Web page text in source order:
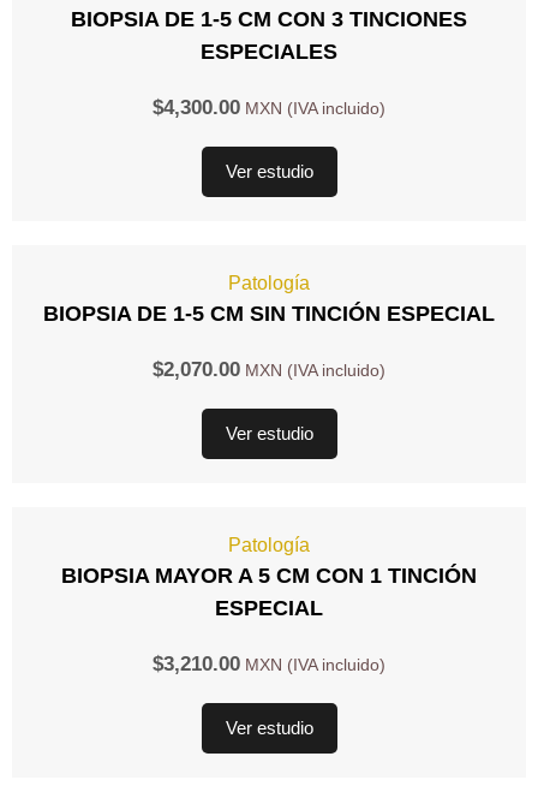
BIOPSIA DE 1-5 CM CON 3 TINCIONES
ESPECIALES
$4,300.00
Ver estudio
Patología
BIOPSIA DE 1-5 CM SIN TINCIÓN ESPECIAL
$2,070.00
Ver estudio
Patología
BIOPSIA MAYOR A 5 CM CON 1 TINCIÓN
ESPECIAL
$3,210.00
Ver estudio